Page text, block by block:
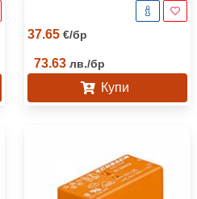
37.65 €/бр
73.63 лв./бр
Купи